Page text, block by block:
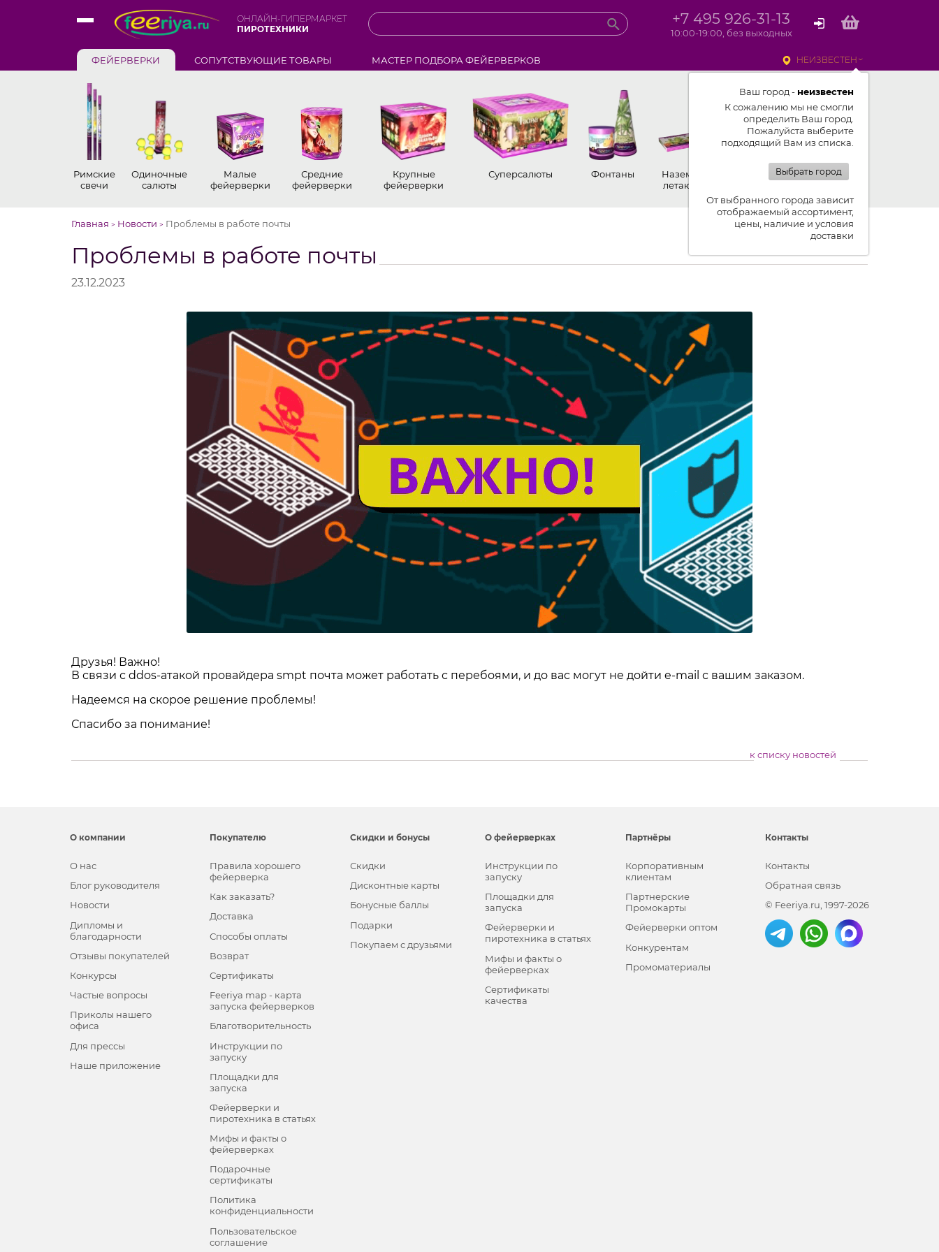
ОНЛАЙН-ГИПЕРМАРКЕТ
ПИРОТЕХНИКИ
+7 495 926-31-13
10:00-19:00, без выходных
ФЕЙЕРВЕРКИ СОПУТСТВУЮЩИЕ ТОВАРЫ МАСТЕР ПОДБОРА ФЕЙЕРВЕРКОВ НЕИЗВЕСТЕН
Ваш город - неизвестен
К сожалению мы не смогли
определить Ваш город.
Пожалуйста выберите
подходящий Вам из списка.
Выбрать город
От выбранного города зависит
отображаемый ассортимент,
цены, наличие и условия
доставки
Римские
свечи
Одиночные
салюты
Малые
фейерверки
Средние
фейерверки
Крупные
фейерверки
Суперсалюты Фонтаны
Наземные,
летающие
Петарды
Главная > Новости > Проблемы в работе почты
Проблемы в работе почты
к списку новостей
23.12.2023
Друзья! Важно!
В связи с ddos-атакой провайдера smpt почта может работать с перебоями, и до вас могут не дойти e-mail с вашим заказом.
Надеемся на скорое решение проблемы!
Спасибо за понимание!
к списку новостей
О компании
О нас
Блог руководителя
Новости
Дипломы и
благодарности
Отзывы покупателей
Конкурсы
Частые вопросы
Приколы нашего
офиса
Для прессы
Наше приложение
Покупателю
Правила хорошего
фейерверка
Как заказать?
Доставка
Способы оплаты
Возврат
Сертификаты
Feeriya map - карта
запуска фейерверков
Благотворительность
Инструкции по
запуску
Площадки для
запуска
Фейерверки и
пиротехника в статьях
Мифы и факты о
фейерверках
Подарочные
сертификаты
Политика
конфиденциальности
Пользовательское
соглашение
Скидки и бонусы
Скидки
Дисконтные карты
Бонусные баллы
Подарки
Покупаем с друзьями
О фейерверках
Инструкции по
запуску
Площадки для
запуска
Фейерверки и
пиротехника в статьях
Мифы и факты о
фейерверках
Сертификаты
качества
Партнёры
Корпоративным
клиентам
Партнерские
Промокарты
Фейерверки оптом
Конкурентам
Промоматериалы
Контакты
Контакты
Обратная связь
© Feeriya.ru, 1997-2026